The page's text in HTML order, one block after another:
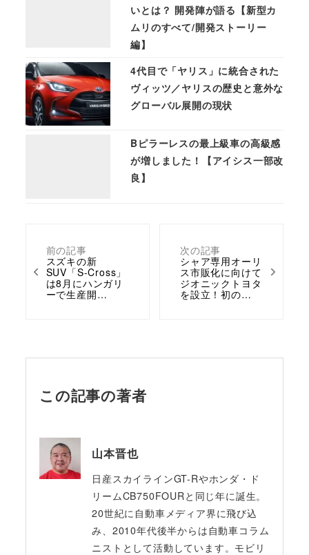
前の記事
スズキの新
SUV「S-Cross」
は8月にハンガリ
ーで生産開…
次の記事
シャア専用オーリ
ス市販化に向けて
ジオニックトヨタ
を設立！初の…
いとは？ 開発陣が語る【新型カ
ムリのすべて/開発ストーリー
編】
4代目で「ヤリス」に統合された
ヴィッツ／ヤリスの歴史と意外な
グローバル展開の現状
Bピラーレスの最上級車の高級感
が増しました！【アイシス一部改
良】
この記事の著者
山本晋也
日産スカイラインGT-Rやホンダ・ド
リームCB750FOURと同じ年に誕生。
20世紀に自動車メディア界に飛び込
み、2010年代後半からは自動車コラム
ニストとして活動しています。モビリ